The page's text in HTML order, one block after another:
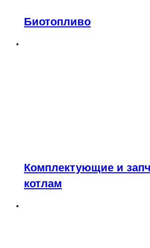
Биотопливо
Комплектующие и
котлам